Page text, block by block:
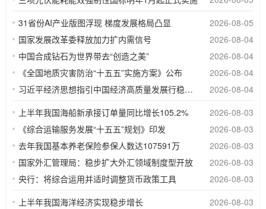
2026-08-05
31省份AI产业版图浮现 梯度发展格局凸显
2026-08-04
国家发展改革委释放加力扩内需信号
2026-08-04
中国合成钻石为世界带去“创造之美”
2026-08-04
《全国地质灾害防治“十五五”实施方案》公布
2026-08-04
习近平经济思想指引中国经济高质量发展行稳致远
2026-08-03
上半年我国海船新承接订单量同比增长105.2%
2026-08-03
《综合运输服务发展“十五五”规划》印发
2026-08-03
去年我国基本养老保险参保人数达107591万
2026-08-03
国家外汇管理局：稳步扩大外汇领域制度型开放
2026-08-03
央行：将综合运用并适时调整货币政策工具
2026-08-03
上半年我国海洋经济实现稳步增长